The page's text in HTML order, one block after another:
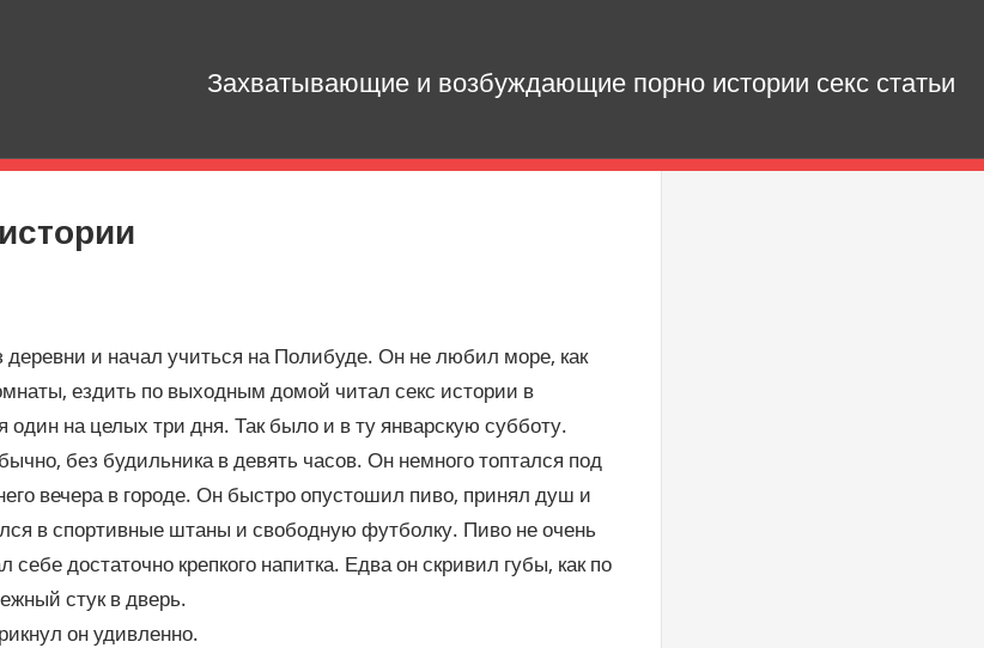
Захватывающие и возбуждающие порно истории секс статьи
деревни и начал учиться на Полибуде. Он не любил море, как
ездить по выходным домой читал секс истории в
один на целых три дня. Так было и в ту январскую субботу.
без будильника в девять часов. Он немного топтался под
вечера в городе. Он быстро опустошил пиво, принял душ и
в спортивные штаны и свободную футболку. Пиво не очень
себе достаточно крепкого напитка. Едва он скривил губы, как по
стук в дверь.
он удивленно.